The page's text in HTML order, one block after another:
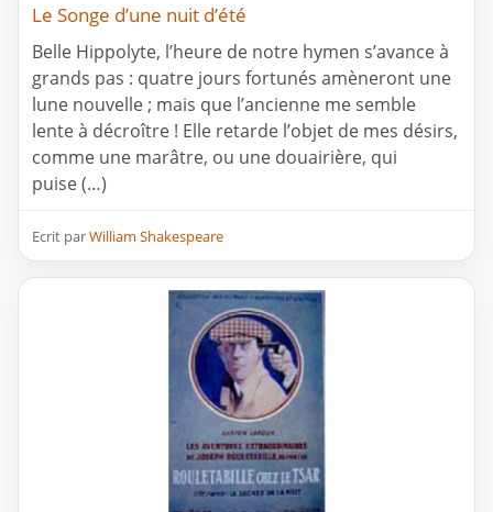
Le Songe d’une nuit d’été
Belle Hippolyte, l’heure de notre hymen s’avance à
grands pas : quatre jours fortunés amèneront une
lune nouvelle ; mais que l’ancienne me semble
lente à décroître ! Elle retarde l’objet de mes désirs,
comme une marâtre, ou une douairière, qui
puise (…)
Ecrit parWilliam Shakespeare